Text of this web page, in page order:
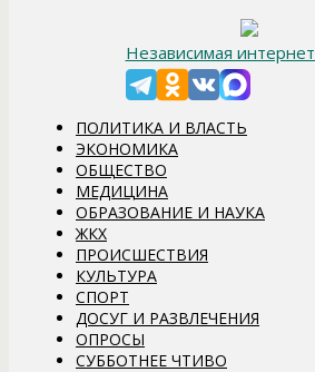
Независимая
ПОЛИТИКА И ВЛАСТЬ
ЭКОНОМИКА
ОБЩЕСТВО
МЕДИЦИНА
ОБРАЗОВАНИЕ И НАУКА
ЖКХ
ПРОИСШЕСТВИЯ
КУЛЬТУРА
СПОРТ
ДОСУГ И РАЗВЛЕЧЕНИЯ
ОПРОСЫ
СУББОТНЕЕ ЧТИВО